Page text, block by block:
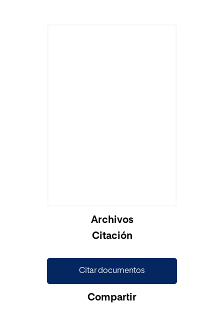
Archivos
Citación
Citar documentos
Compartir